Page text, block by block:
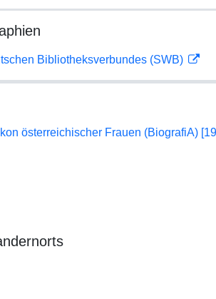
Bibliotheksverbundes (SWB)
österreichischer Frauen (BiografiA)